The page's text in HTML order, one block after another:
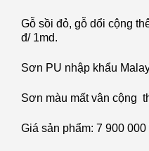
Gỗ sồi đỏ, gỗ dổi cộng
đ/ 1md.
Sơn PU nhập khẩu
Sơn màu mất vân cộng
Giá sản phẩm: 7 900